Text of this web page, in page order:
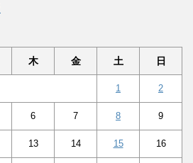
木 金 土 日
1 2
6 7 8 9
13 14 15 16